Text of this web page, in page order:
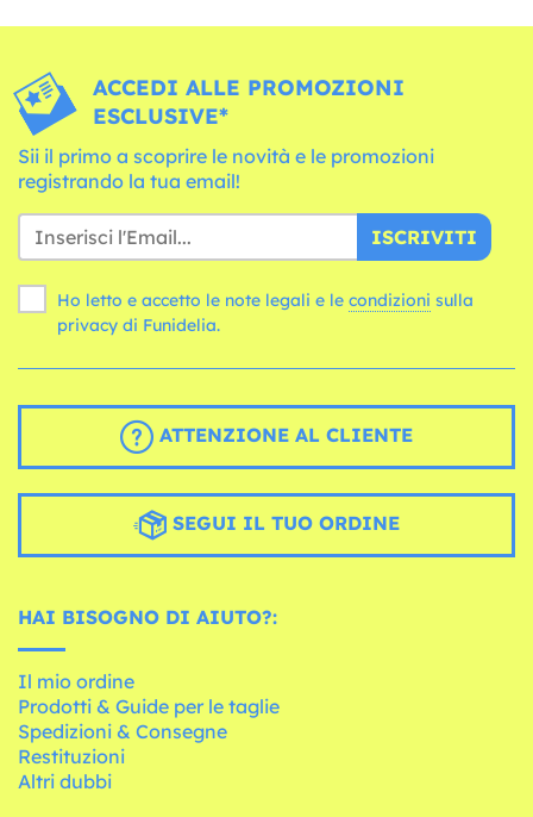
ACCEDI ALLE PROMOZIONI
ESCLUSIVE*
Sii il primo a scoprire le novità e le promozioni
registrando la tua email!
ISCRIVITI
Ho letto e accetto le note legali e le condizioni
privacy di Funidelia.
ATTENZIONE AL CLIENTE
SEGUI IL TUO ORDINE
HAI BISOGNO DI AIUTO?:
Il mio ordine
Prodotti & Guide per le taglie
Spedizioni & Consegne
Restituzioni
Altri dubbi